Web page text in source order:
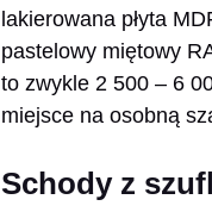
lakierowana płyta
pastelowy miętowy
to zwykle 2 500 – 6
miejsce na osobną
Schody z